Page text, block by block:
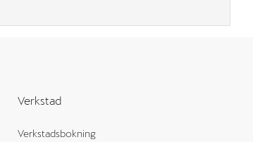
Verkstad
Verkstadsbokning